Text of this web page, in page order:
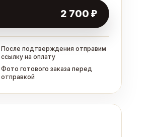
2 700 ₽
После подтверждения отправим
ссылку на оплату
Фото готового заказа перед
отправкой